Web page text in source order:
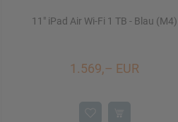
11" iPad Air Wi-Fi 1 TB - Blau (M4)
1.569,– EUR